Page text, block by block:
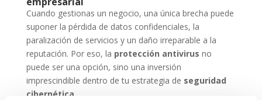
Cuando gestionas un negocio, una única brecha puede
suponer la pérdida de datos confidenciales, la
paralización de servicios y un daño irreparable a la
reputación. Por eso, la protección antivirus no
puede ser una opción, sino una inversión
imprescindible dentro de tu estrategia de seguridad
cibernética